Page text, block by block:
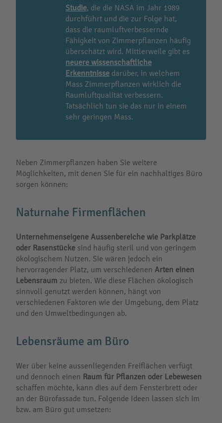
Studie, die die NASA im Jahr 1989
durchführt und die zur Folge hat,
dass die raumluftverbessernde
Fähigkeit von Zimmerpflanzen häufig
überschätzt wird. Mittlerweile gibt es
neuere wissenschaftliche
Erkenntnisse darüber, in welchem
Mass Zimmerpflanzen wirklich die
Raumluftqualität verbessern.
Tatsächlich tun sie das nur in einem
sehr geringen Mass.
Neben Zimmerpflanzen haben Sie weitere
Möglichkeiten, mit denen Sie für ein nachhaltiges Büro
sorgen können:
Naturnahe Firmenflächen
Unternehmenseigene Aussenbereiche wie Parkplätze
oder Rasenstücke sind häufig steril und von geringem
ökologischem Nutzen. Sie wären jedoch ein
hervorragender Platz, um verschiedenen Arten einen
Lebensraum zu bieten. Wie diese Flächen ökologisch
sinnvoll genutzt werden können, hängt von
verschiedenen Faktoren wie der Umgebung, dem Platz
und den Umweltbedingungen ab.
Lebensräume am Büro
Wer über keine aussenliegenden Freiflächen verfügt
und dennoch einen Raum für Pflanzen oder Lebewesen
schaffen möchte, kann dies auf dem Fensterbrett oder
an der Bürofassade tun. Folgende Ideen lassen sich im
bzw. am Büro gut umsetzen: